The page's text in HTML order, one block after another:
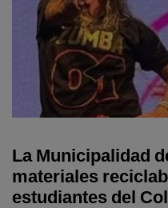
La Municipalidad
materiales
estudiantes del